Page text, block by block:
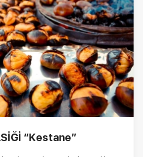
“Kestane”